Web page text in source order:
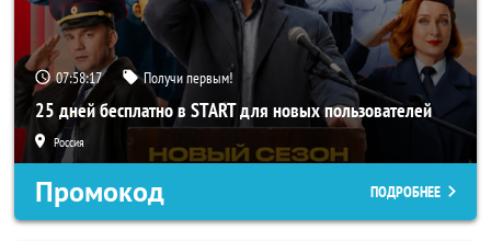
07:58:16 Получи первым!
25 дней бесплатно в START для новых пользователей
Россия
Промокод ПОДРОБНЕЕ